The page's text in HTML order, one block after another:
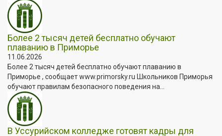
Более 2 тысяч детей бесплатно обучают
плаванию в Приморье
11.06.2026
Более 2 тысяч детей бесплатно обучают плаванию в
Приморье , сообщает www.primorsky.ru Школьников Приморья
обучают правилам безопасного поведения на...
В Уссурийском колледже готовят кадры для